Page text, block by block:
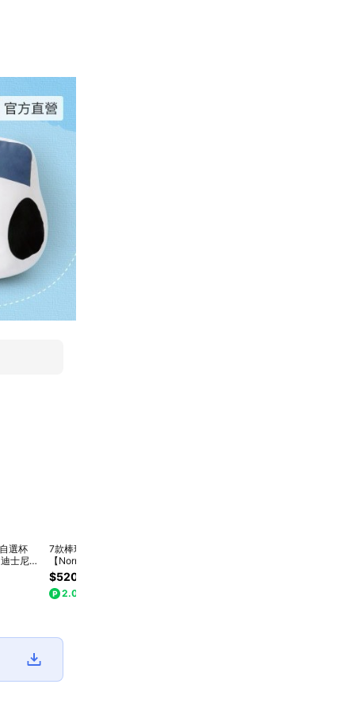
選杯
士尼不
Norns
正
小熊
7款棒球帽自選
【Norns】電繡棒球
帽 小熊維尼 三眼怪
奇奇蒂蒂 蠟筆小新
史努比-Norns
$520
2.0%